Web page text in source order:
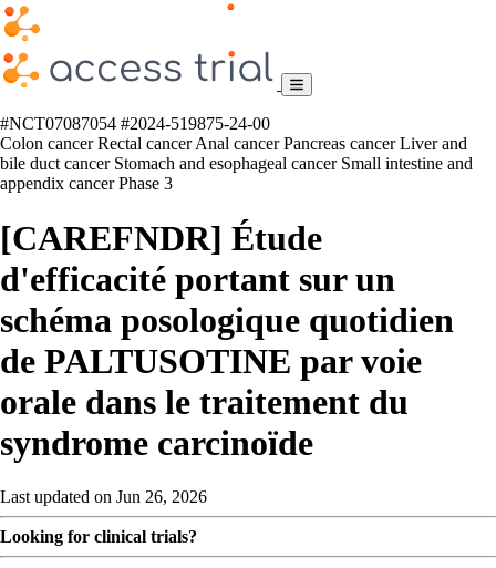
#NCT07087054 #2024-519875-24-00
Colon cancerRectal cancerAnal cancerPancreas cancerLiver and
bile duct cancer Stomach and esophageal cancer Small intestine and
appendix cancerPhase 3
[CAREFNDR] Étude
d'efficacité portant sur un
schéma posologique quotidien
de PALTUSOTINE par voie
orale dans le traitement du
syndrome carcinoïde
Last updated on Jun 26, 2026
Looking for clinical trials?